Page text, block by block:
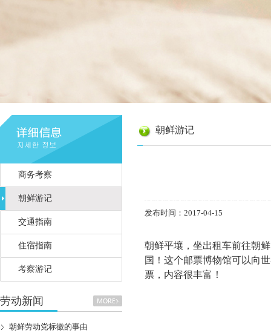
商务考察
朝鲜游记
交通指南
住宿指南
考察游记
劳动新闻
朝鲜劳动党标徽的事由
朝鲜游记
发布时间：2017-04-15
朝鲜平壤，坐出租车前往朝
国！这个邮票博物馆可以向
票，内容很丰富！